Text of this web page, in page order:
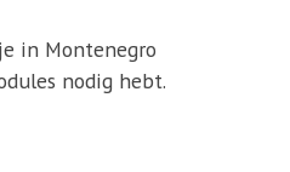
in Montenegro
nodig hebt.